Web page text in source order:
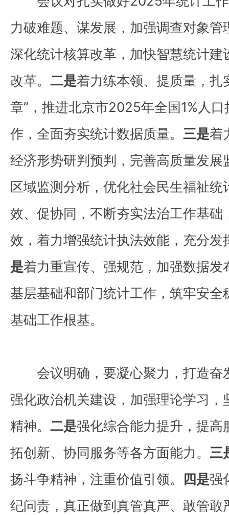
力破难题、谋发展，加强调查对象
深化统计核算改革，加快智慧统计
改革。 二是着力练本领、提质量，扎
章”，推进北京市2025年全国1%人
作，全面夯实统计数据质量。 三是着
经济形势研判预判，完善高质量发
区域监测分析，优化社会民生福祉统
效、促协同，不断夯实法治工作基础
效，着力增强统计执法效能，充分发
是着力重宣传、强规范，加强数据
基层基础和部门统计工作，筑牢安
基础工作根基。
会议明确，要凝心聚力，打造奋
强化政治机关建设，加强理论学习
精神。 二是强化综合能力提升，提
拓创新、协同服务等各方面能力。 三
扬斗争精神，注重价值引领。 四是强
纪问责，真正做到真管真严、敢管敢